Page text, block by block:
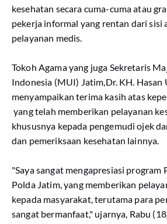
kesehatan secara cuma-cuma atau
pekerja informal yang rentan dari sisi
pelayanan medis.
Tokoh Agama yang juga Sekretaris
Indonesia (MUI) Jatim,Dr. KH. Hasan
menyampaikan terima kasih atas
yang telah memberikan pelayanan
khususnya kepada pengemudi ojek
dan pemeriksaan kesehatan lainnya.
"Saya sangat mengapresiasi program
Polda Jatim, yang memberikan
kepada masyarakat, terutama para
sangat bermanfaat," ujarnya, Rabu